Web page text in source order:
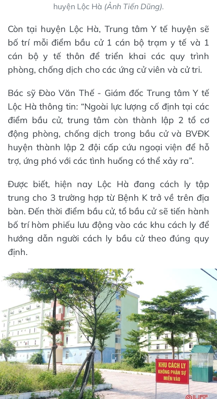
huyện Lộc Hà (Ảnh Tiến Dũng).
Còn tại huyện Lộc Hà, Trung tâm Y tế huyện sẽ
bố trí mỗi điểm bầu cử 1 cán bộ trạm y tế và 1
cán bộ y tế thôn để triển khai các quy trình
phòng, chống dịch cho các ứng cử viên và cử tri.
Bác sỹ Đào Văn Thế - Giám đốc Trung tâm Y tế
Lộc Hà thông tin: “Ngoài lực lượng cố định tại các
điểm bầu cử, trung tâm còn thành lập 2 tổ cơ
động phòng, chống dịch trong bầu cử và BVĐK
huyện thành lập 2 đội cấp cứu ngoại viện để hỗ
trợ, ứng phó với các tình huống có thể xảy ra”.
Được biết, hiện nay Lộc Hà đang cách ly tập
trung cho 3 trường hợp từ Bệnh K trở về trên địa
bàn. Đến thời điểm bầu cử, tổ bầu cử sẽ tiến hành
bố trí hòm phiếu lưu động vào các khu cách ly để
hướng dẫn người cách ly bầu cử theo đúng quy
định.